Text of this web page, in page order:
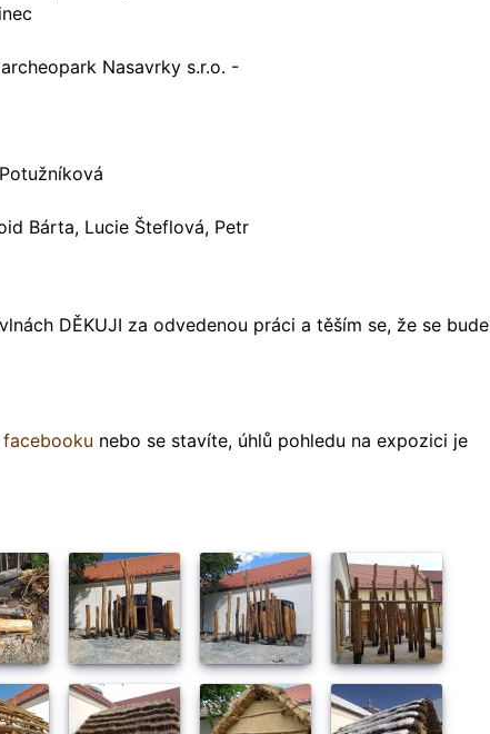
Nasavrky s.r.o. -
Bárta, Lucie Šteflová, Petr
DĚKUJI za odvedenou práci a těším se, že se bude
facebooku nebo se stavíte, úhlů pohledu na expozici je